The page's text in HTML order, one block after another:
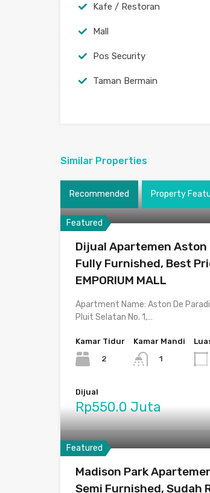
Kafe / Restoran
Mall
Pos Security
Taman Bermain
Similar Properties
Recommended Property
Featured
Dijual Apartemen Aston
Fully Furnished, Best
EMPORIUM MALL
Apartment Name: Aston De
Pluit Selatan No. 1,…
Kamar Tidur
2
Kamar Mandi
1
Dijual
Rp550.0 Juta
Featured
Madison Park
Semi Furnished, Sudah